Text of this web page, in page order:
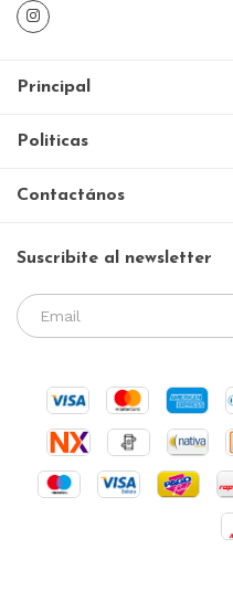
Principal
Politicas
Contactános
Suscribite al newsletter